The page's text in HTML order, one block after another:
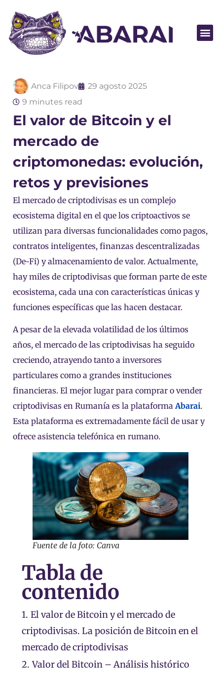
Anca Filipov
29 agosto 2025
9 minutes read
El valor de Bitcoin y el
mercado de
criptomonedas: evolución,
retos y previsiones
El mercado de criptodivisas es un complejo
ecosistema digital en el que los criptoactivos se
utilizan para diversas funcionalidades como pagos,
contratos inteligentes, finanzas descentralizadas
(De-Fi) y almacenamiento de valor. Actualmente,
hay miles de criptodivisas que forman parte de este
ecosistema, cada una con características únicas y
funciones específicas que las hacen destacar.
A pesar de la elevada volatilidad de los últimos
años, el mercado de las criptodivisas ha seguido
creciendo, atrayendo tanto a inversores
particulares como a grandes instituciones
financieras. El mejor lugar para comprar o vender
criptodivisas en Rumanía es la plataformaAbarai.
Esta plataforma es extremadamente fácil de usar y
ofrece asistencia telefónica en rumano.
Fuente de la foto: Canva
Tabla de
contenido
1. El valor de Bitcoin y el mercado de
criptodivisas. La posición de Bitcoin en el
mercado de criptodivisas
2. Valor del Bitcoin – Análisis histórico